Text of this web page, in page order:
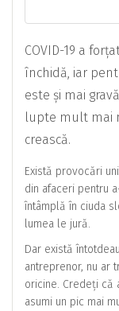
COVID-19 a
închidă, iar
este și mai
lupte mult mai
crească.
Există provocări
din afaceri pentru
întâmplă în ciuda
lumea le jură.
Dar există
antreprenor, nu ar
oricine. Credeți că
asumi un pic mai